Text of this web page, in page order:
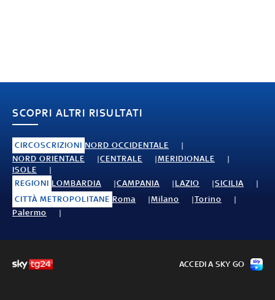
SCOPRI ALTRI RISULTATI
CIRCOSCRIZIONI NORD OCCIDENTALE
NORD ORIENTALE
CENTRALE
MERIDIONALE
ISOLE
REGIONI LOMBARDIA CAMPANIA LAZIO
SICILIA
CITTÀ METROPOLITANE Roma Milano
Torino
Palermo
ACCEDI A SKY GO